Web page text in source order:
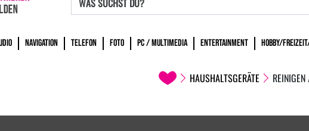
NAVIGATION TELEFON FOTO PC / MULTIMEDIA ENTERTAINMENT HOBBY/
HAUSHALTSGERÄTE